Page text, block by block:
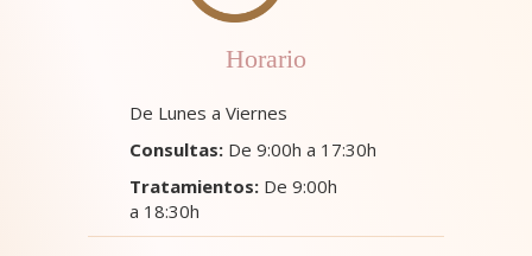
Horario
De Lunes a Viernes
Consultas: De 9:00h a 17:30h
Tratamientos: De 9:00h
a 18:30h